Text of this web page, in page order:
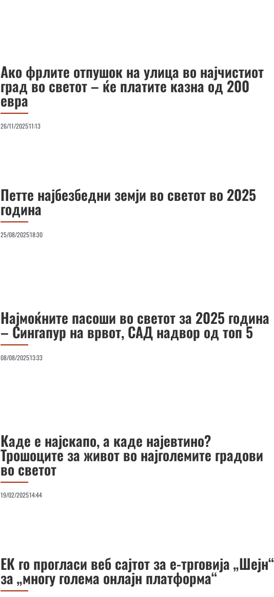
Ако фрлите отпушок на улица во најчистиот
град во светот – ќе платите казна од 200
евра
26/11/202511:13
Петте најбезбедни земји во светот во 2025
година
25/08/202518:30
Најмоќните пасоши во светот за 2025 година
– Сингапур на врвот, САД надвор од топ 5
08/08/202513:33
Каде е најскапо, а каде најевтино?
Трошоците за живот во најголемите градови
во светот
19/02/202514:44
ЕК го прогласи веб сајтот за е-трговија „Шејн“
за „многу голема онлајн платформа“